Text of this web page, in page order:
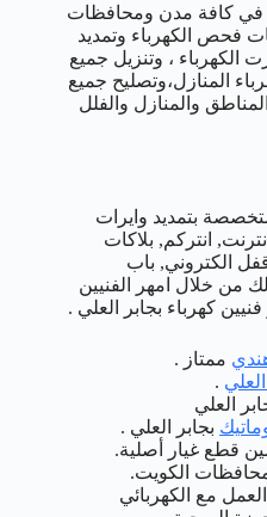
العلي خدمة 24 ساعة في كافة مدن ومحافظات
فحص الكهرباء وتمديد
الكهرباء ، وتنزيل جميع
المنازل،وتصليح جميع
والمنازل والفلل
بتمديد وايرات
انتركم, بلاكات
الكتروني, باب
من خلال امهر الفنيين
ممتاز .
.
العلي
بجابر العلي .
قطع غيار أصلية.
الكويت.
مع الكهربائي